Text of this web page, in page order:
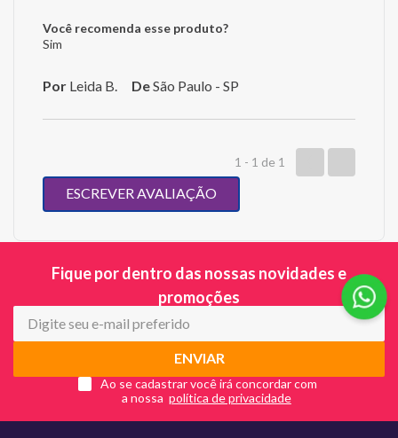
Você recomenda esse produto?
Sim
Por Leida B. DeSão Paulo - SP
1 - 1 de 1
ESCREVER AVALIAÇÃO
Fique por dentro das nossas novidades e
promoções
ENVIAR
Ao se cadastrar você irá concordar com
a nossa